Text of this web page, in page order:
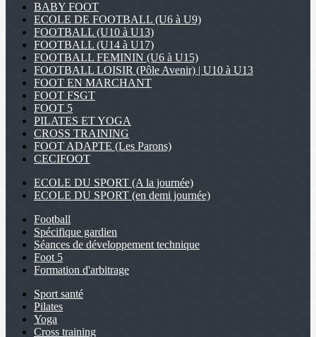
BABY FOOT
ECOLE DE FOOTBALL (U6 à U9)
FOOTBALL (U10 à U13)
FOOTBALL (U14 à U17)
FOOTBALL FEMININ (U6 à U15)
FOOTBALL LOISIR (Pôle Avenir) | U10 à U13
FOOT EN MARCHANT
FOOT FSGT
FOOT 5
PILATES ET YOGA
CROSS TRAINING
FOOT ADAPTE (Les Parons)
CECIFOOT
ECOLE DU SPORT (A la journée)
ECOLE DU SPORT (en demi journée)
Football
Spécifique gardien
Séances de développement technique
Foot 5
Formation d'arbitrage
Sport santé
Pilates
Yoga
Cross training